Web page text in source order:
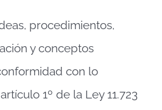
procedimientos,
y conceptos
con lo
1º de la Ley 11.723